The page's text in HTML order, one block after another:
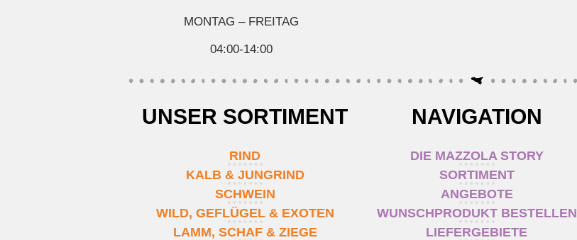
MONTAG – FREITAG
04:00-14:00
UNSER SORTIMENT
RIND
KALB & JUNGRIND
SCHWEIN
WILD, GEFLÜGEL & EXOTEN
LAMM, SCHAF & ZIEGE
NAVIGATION
DIE MAZZOLA STORY
SORTIMENT
ANGEBOTE
WUNSCHPRODUKT BESTELLEN
LIEFERGEBIETE